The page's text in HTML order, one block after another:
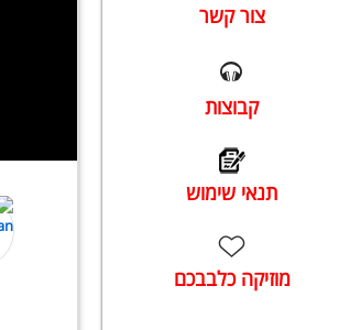
צור קשר
קבוצות
תנאי שימוש
מוזיקה כלבבכם